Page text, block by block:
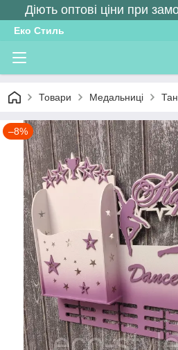
Діють оптові ціни при
Еко Стиль
Товари Медальниці
–8%